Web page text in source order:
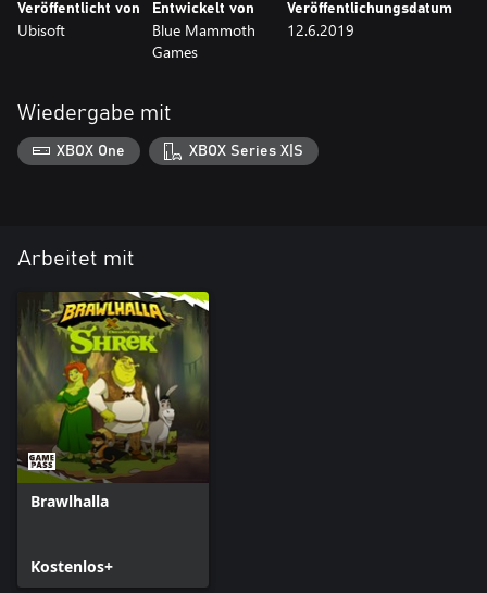
Veröffentlicht von
Ubisoft
Entwickelt von
Blue Mammoth
Games
Veröffentlichungsdatum
12.6.2019
Wiedergabe mit
XBOX One XBOX Series X|S
Arbeitet mit
Brawlhalla
Kostenlos+